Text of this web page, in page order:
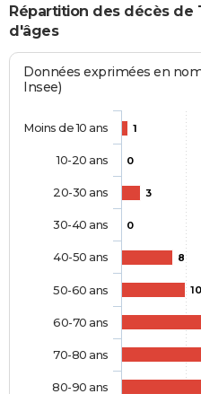
Répartition des décès de
d'âges
Données exprimées en
Insee)
1
0
3
0
8
10
Moins de 10 ans
10-20 ans
20-30 ans
30-40 ans
40-50 ans
50-60 ans
60-70 ans
70-80 ans
80-90 ans